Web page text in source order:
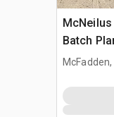
Batch
McFadden,